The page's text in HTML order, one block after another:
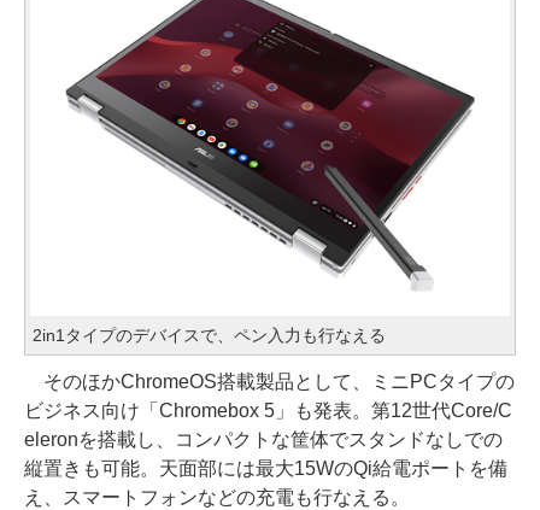
2in1タイプのデバイスで、ペン入力も行なえる
そのほかChromeOS搭載製品として、ミニPCタイプの
ビジネス向け「Chromebox 5」も発表。第12世代Core/C
eleronを搭載し、コンパクトな筐体でスタンドなしでの
縦置きも可能。天面部には最大15WのQi給電ポートを備
え、スマートフォンなどの充電も行なえる。